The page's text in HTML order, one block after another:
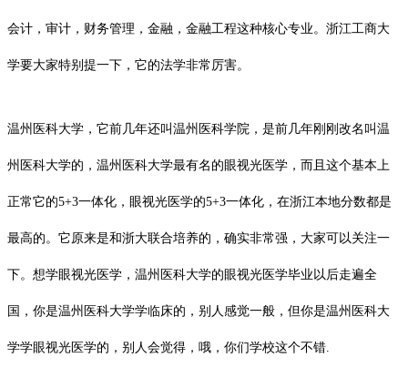
会计，审计，财务管理，金融，金融工程这种核心专业。浙江工商大
学要大家特别提一下，它的法学非常厉害。
温州医科大学，它前几年还叫温州医科学院，是前几年刚刚改名叫温
州医科大学的，温州医科大学最有名的眼视光医学，而且这个基本上
正常它的5+3一体化，眼视光医学的5+3一体化，在浙江本地分数都是
最高的。它原来是和浙大联合培养的，确实非常强，大家可以关注一
下。想学眼视光医学，温州医科大学的眼视光医学毕业以后走遍全
国，你是温州医科大学学临床的，别人感觉一般，但你是温州医科大
学学眼视光医学的，别人会觉得，哦，你们学校这个不错.